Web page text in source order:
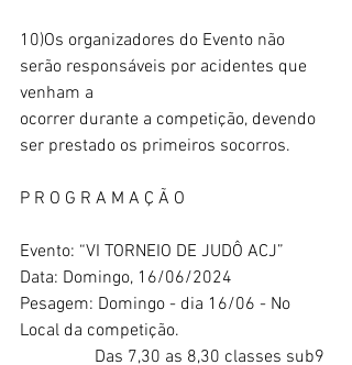
10)Os organizadores do Evento não
serão responsáveis por acidentes que
venham a
ocorrer durante a competição, devendo
ser prestado os primeiros socorros.
P R O G R A M A Ç Ã O
Evento: “VI TORNEIO DE JUDÔ ACJ”
Data: Domingo, 16/06/2024
Pesagem: Domingo - dia 16/06 - No
Local da competição.